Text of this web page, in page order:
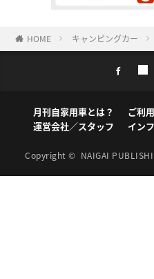
HOME キャンピングカー
月刊自家用車とは？ ご利
運営会社／スタッフ
イン
Copyright © NAIGAI